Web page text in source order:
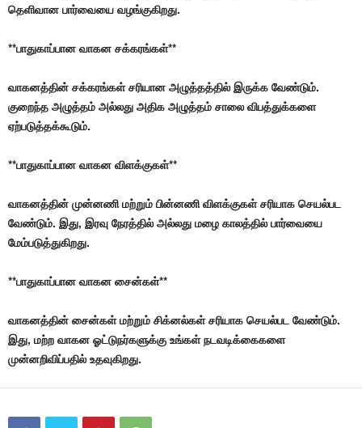
தெளிவான பார்வையை வழங்குகிறது.
**பாதுகாப்பான வாகன சக்கரங்கள்**
வாகனத்தின் சக்கரங்கள் சரியான அழுத்தத்தில் இருக்க வேண்டும்.
குறைந்த அழுத்தம் அல்லது அதிக அழுத்தம் சாலை விபத்துக்களை
ஏற்படுத்தக்கூடும்.
**பாதுகாப்பான வாகன விளக்குகள்**
வாகனத்தின் முன்னணி மற்றும் பின்னணி விளக்குகள் சரியாக செயல்பட
வேண்டும். இது, இரவு நேரத்தில் அல்லது மழை காலத்தில் பார்வையை
மேம்படுத்துகிறது.
**பாதுகாப்பான வாகன சைன்கள்**
வாகனத்தின் சைன்கள் மற்றும் சிக்னல்கள் சரியாக செயல்பட வேண்டும்.
இது, மற்ற வாகன ஓட்டுநர்களுக்கு உங்கள் நடவடிக்கைகளை
முன்னறிவிப்பதில் உதவுகிறது.